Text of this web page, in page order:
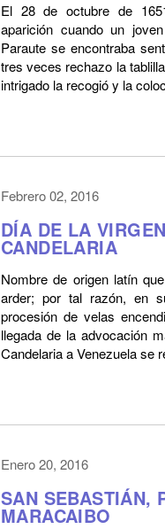
El 28 de octubre de
aparición cuando un
Paraute se encontraba
tres veces rechazo la
intrigado la recogió y la
Febrero 02, 2016
DÍA DE LA
CANDELARIA
Nombre de origen latín
arder; por tal razón, en
procesión de velas
llegada de la advocación
Candelaria a Venezuela se
Enero 20, 2016
SAN SEBASTIÁN,
MARACAIBO